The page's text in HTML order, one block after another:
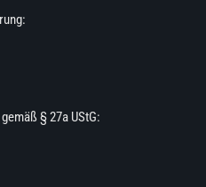
§ 27a UStG: